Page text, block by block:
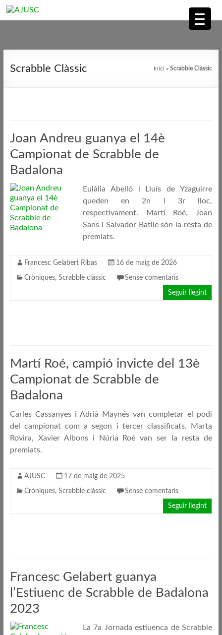
content
Jugadors
Scrabble Clàssic Inici »Scrabble Clàssic
Joan Andreu guanya el 14è
Campionat de Scrabble de
Badalona
Eulàlia Abelló i Lluís de Yzaguirre
queden en 2n i 3r lloc,
respectivament. Martí Roé, Joan
Sans i Salvador Batlle són la resta de
premiats.
Francesc Gelabert Ribas 16 de maig de 2026
Cròniques, Scrabble clàssic Sense comentaris
Seguir llegint
Martí Roé, campió invicte del 13è
Campionat de Scrabble de
Badalona
Carles Cassanyes i Adrià Maynés van completar el podi
del campionat com a segon i tercer classificats. Marta
Rovira, Xavier Albons i Núria Roé van ser la resta de
premiats.
AJUSC 17 de maig de 2025
Cròniques, Scrabble clàssic Sense comentaris
Seguir llegint
Francesc Gelabert guanya
l’Estiuenc de Scrabble de Badalona
2023
La 7a Jornada estiuenca de Scrabble